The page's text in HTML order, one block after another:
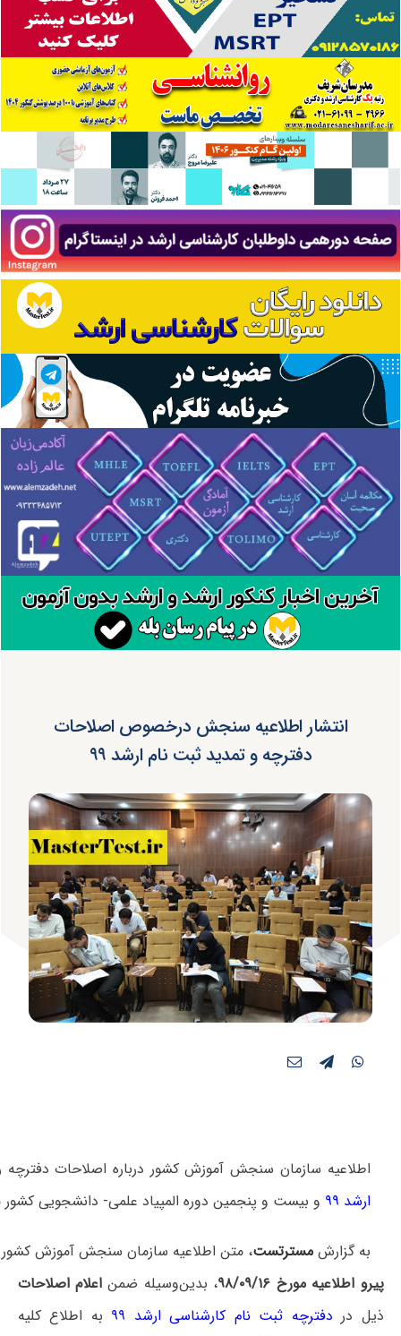
انتشار اطلاعیه سنجش درخصوص اصلاحات
دفترچه و تمدید ثبت نام ارشد ۹۹
اطلاعیه سازمان سنجش آموزش کشور درباره اصلاحات دفترچه
ارشد ۹۹
و بیست و پنجمین دوره المپیاد علمی- دانشجویی
به گزارشمسترتست، متن اطلاعیه سازمان سنجش آموزش
پیرو اطلاعیه مورخ ۹۸/۰۹/۱۶
، بدین‌وسیله ضمناعلام اصلاحات
ذیل در دفترچه ثبت نام کارشناسی ارشد ۹۹
به اطلاع کلیه